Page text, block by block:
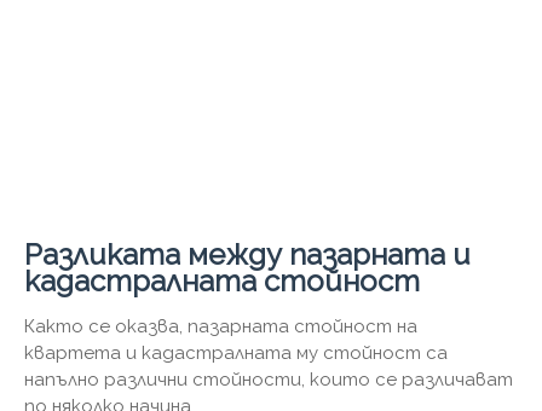
Разликата между пазарната и
кадастралната стойност
Както се оказва, пазарната стойност на
квартета и кадастралната му стойност са
напълно различни стойности, които се различават
по няколко начина.